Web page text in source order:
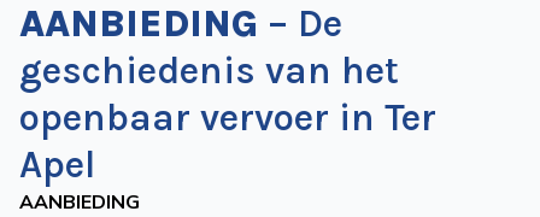
Ons
aanbod
Over
de
NVBS
Wegwijzer
AANBIEDING – De
geschiedenis van het
openbaar vervoer in Ter
Apel
AANBIEDING